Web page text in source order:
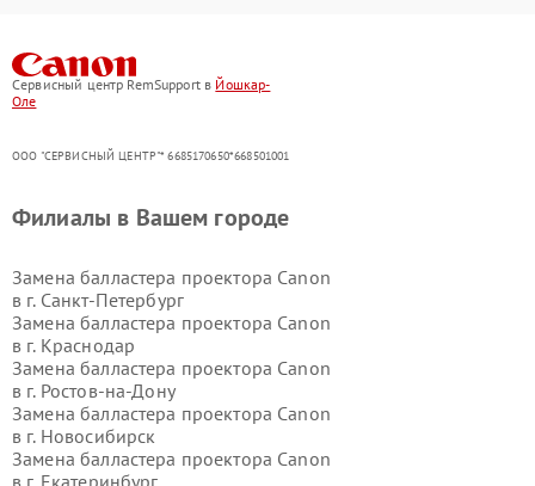
Сервисный центр RemSupport в Йошкар-
Оле
ООО "СЕРВИСНЫЙ ЦЕНТР"* 6685170650*668501001
Филиалы в Вашем городе
Замена балластера проектора Canon
в г. Санкт-Петербург
Замена балластера проектора Canon
в г. Краснодар
Замена балластера проектора Canon
в г. Ростов-на-Дону
Замена балластера проектора Canon
в г. Новосибирск
Замена балластера проектора Canon